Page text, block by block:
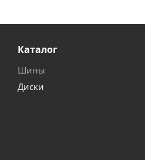
Каталог
Шины
Диски